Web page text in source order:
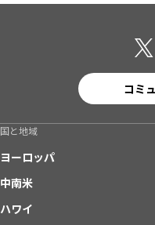
コミ
国と地域
ヨーロッパ
中南米
ハワイ